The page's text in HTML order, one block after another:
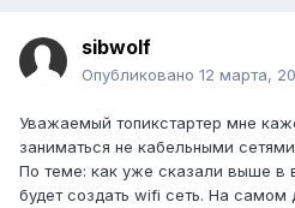
sibwolf
Опубликовано 12 марта,
Уважаемый топикстартер мне
заниматься не кабельными
По теме: как уже сказали выше в
будет создать wifi сеть. На самом